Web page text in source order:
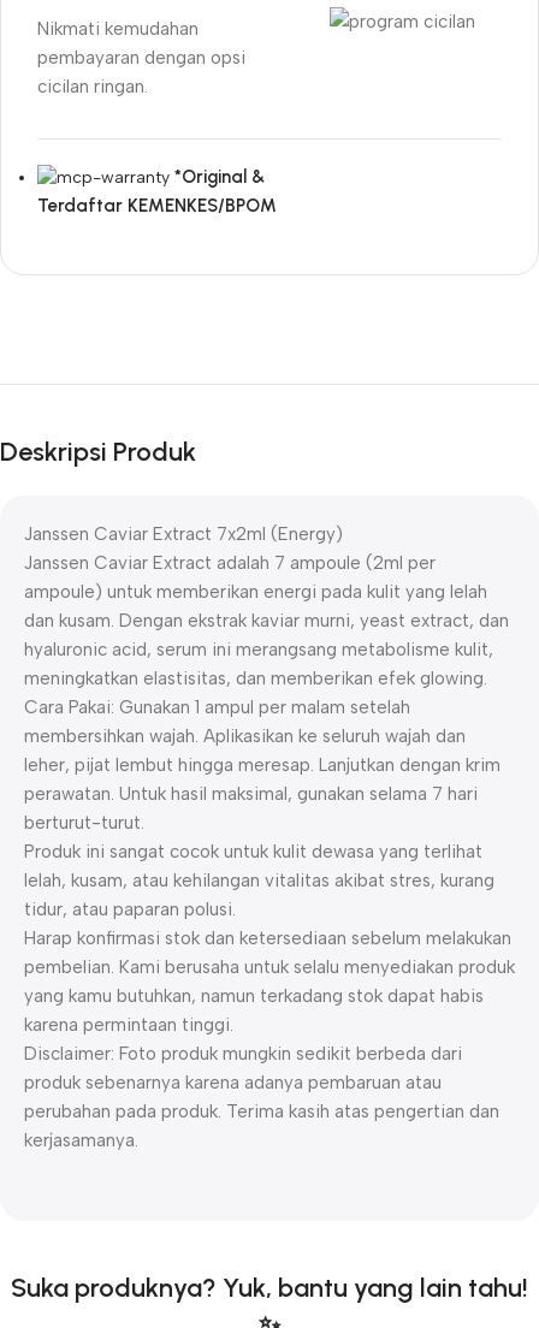
Nikmati kemudahan
pembayaran dengan opsi
cicilan ringan.
*Original &
Terdaftar KEMENKES/BPOM
Deskripsi Produk
Janssen Caviar Extract 7x2ml (Energy)
Janssen Caviar Extract adalah 7 ampoule (2ml per
ampoule) untuk memberikan energi pada kulit yang lelah
dan kusam. Dengan ekstrak kaviar murni, yeast extract, dan
hyaluronic acid, serum ini merangsang metabolisme kulit,
meningkatkan elastisitas, dan memberikan efek glowing.
Cara Pakai: Gunakan 1 ampul per malam setelah
membersihkan wajah. Aplikasikan ke seluruh wajah dan
leher, pijat lembut hingga meresap. Lanjutkan dengan krim
perawatan. Untuk hasil maksimal, gunakan selama 7 hari
berturut-turut.
Produk ini sangat cocok untuk kulit dewasa yang terlihat
lelah, kusam, atau kehilangan vitalitas akibat stres, kurang
tidur, atau paparan polusi.
Harap konfirmasi stok dan ketersediaan sebelum melakukan
pembelian. Kami berusaha untuk selalu menyediakan produk
yang kamu butuhkan, namun terkadang stok dapat habis
karena permintaan tinggi.
Disclaimer: Foto produk mungkin sedikit berbeda dari
produk sebenarnya karena adanya pembaruan atau
perubahan pada produk. Terima kasih atas pengertian dan
kerjasamanya.
Suka produknya? Yuk, bantu yang lain tahu!